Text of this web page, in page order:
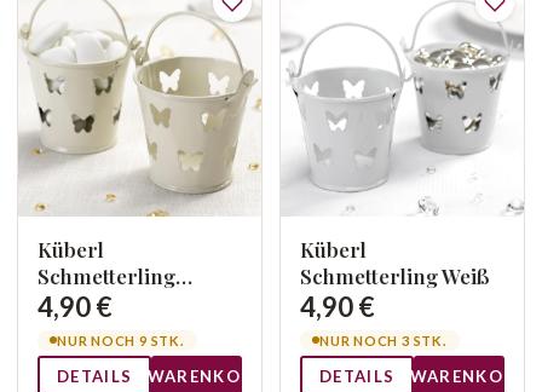
Küberl
Schmetterling
Creme
4,90 €
NUR NOCH 9 STK.
DETAILS WARENKORB
Küberl
Schmetterling Weiß
4,90 €
NUR NOCH 3 STK.
DETAILS WARENKORB